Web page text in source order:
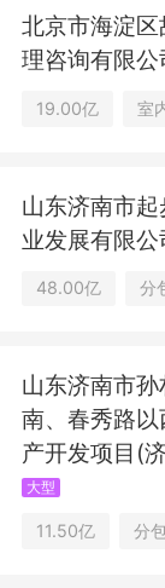
工
用
（
电
和
服
基
置
门
目
筑
试
属
北京市海淀
理咨询有限公
19.00亿 室
山东济南市
业发展有限公
48.00亿 分
山东济南市
南、春秀路
产开发项目(
大型
11.50亿 分